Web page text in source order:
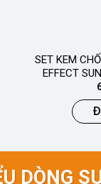
SET KEM
EFFECT
DÒNG